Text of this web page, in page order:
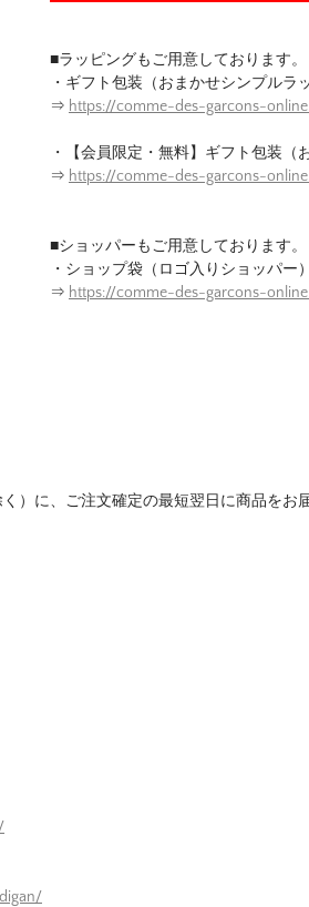
■ラッピングもご用意しております。
・ギフト包装（おまかせシンプルラ
⇒ https://comme-des-garcons-
・【会員限定・無料】ギフト包装（
⇒ https://comme-des-garcons-
■ショッパーもご用意しております。
・ショップ袋（ロゴ入りショッパー）
⇒ https://comme-des-garcons-
）に、ご注文確定の最短翌日に商品をお